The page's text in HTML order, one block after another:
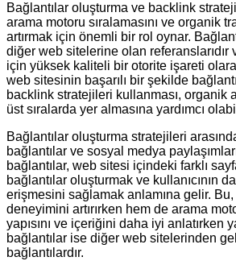
Bağlantılar oluşturma ve backlink
arama motoru sıralamasını ve organik
artırmak için önemli bir rol oynar.
diğer web sitelerine olan referanslarıdır
için yüksek kaliteli bir otorite işareti
web sitesinin başarılı bir şekilde
backlink stratejileri kullanması, organik
üst sıralarda yer almasına yardımcı
Bağlantılar oluşturma stratejileri
bağlantılar ve sosyal medya
bağlantılar, web sitesi içindeki farklı
bağlantılar oluşturmak ve kullanıcının
erişmesini sağlamak anlamına gelir. Bu,
deneyimini artırırken hem de arama
yapısını ve içeriğini daha iyi anlatırken
bağlantılar ise diğer web sitelerinden
bağlantılardır.